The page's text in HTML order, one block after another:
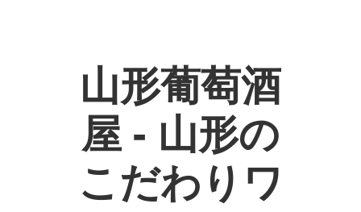
山形葡萄酒
屋 - 山形の
こだわりワ